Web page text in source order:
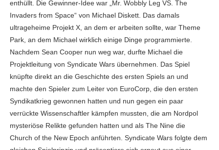
enthüllt. Die Gewinner-Idee war „Mr. Wobbly Leg VS. The
Invaders from Space“ von Michael Diskett. Das damals
ultrageheime Projekt X, an dem er arbeiten sollte, war Theme
Park, an dem Michael wirklich einige Dinge programmierte.
Nachdem Sean Cooper nun weg war, durfte Michael die
Projektleitung von Syndicate Wars übernehmen. Das Spiel
knüpfte direkt an die Geschichte des ersten Spiels an und
machte den Spieler zum Leiter von EuroCorp, die den ersten
Syndikatkrieg gewonnen hatten und nun gegen ein paar
verrückte Wissenschaftler kämpfen mussten, die am Nordpol
mysteriöse Relikte gefunden hatten und als The Nine die
Church of the New Epoch anführten. Syndicate Wars folgte dem